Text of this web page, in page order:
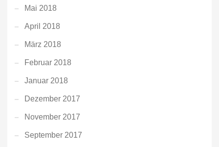
Mai 2018
April 2018
März 2018
Februar 2018
Januar 2018
Dezember 2017
November 2017
September 2017